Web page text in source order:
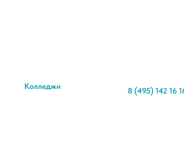
Колледжи
8 (495) 142 16